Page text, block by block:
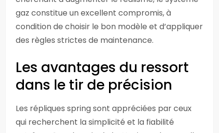
gaz constitue un excellent compromis, à
condition de choisir le bon modèle et d’appliquer
des règles strictes de maintenance.
Les avantages du ressort
dans le tir de précision
Les répliques spring sont appréciées par ceux
qui recherchent la simplicité et la fiabilité